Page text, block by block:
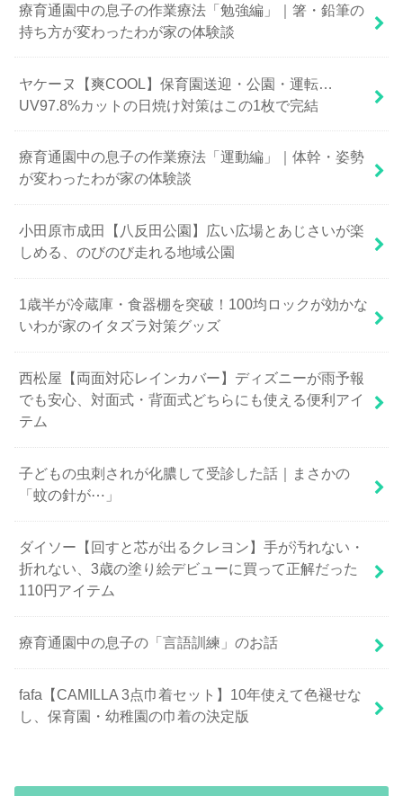
療育通園中の息子の作業療法「勉強編」｜箸・鉛筆の
持ち方が変わったわが家の体験談
ヤケーヌ【爽COOL】保育園送迎・公園・運転…
UV97.8%カットの日焼け対策はこの1枚で完結
療育通園中の息子の作業療法「運動編」｜体幹・姿勢
が変わったわが家の体験談
小田原市成田【八反田公園】広い広場とあじさいが楽
しめる、のびのび走れる地域公園
1歳半が冷蔵庫・食器棚を突破！100均ロックが効かな
いわが家のイタズラ対策グッズ
西松屋【両面対応レインカバー】ディズニーが雨予報
でも安心、対面式・背面式どちらにも使える便利アイ
テム
子どもの虫刺されが化膿して受診した話｜まさかの
「蚊の針が⋯」
ダイソー【回すと芯が出るクレヨン】手が汚れない・
折れない、3歳の塗り絵デビューに買って正解だった
110円アイテム
療育通園中の息子の「言語訓練」のお話
fafa【CAMILLA 3点巾着セット】10年使えて色褪せな
し、保育園・幼稚園の巾着の決定版